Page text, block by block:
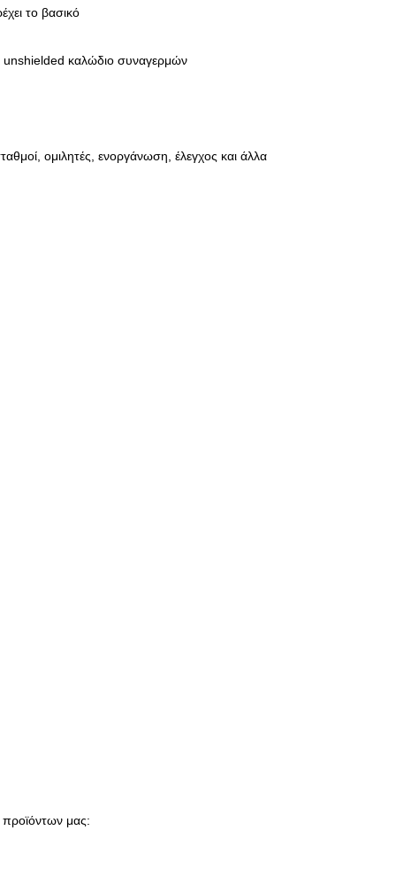
το βασικό
unshielded καλώδιο συναγερμών
ομιλητές, ενοργάνωση, έλεγχος και άλλα
προϊόντων μας: